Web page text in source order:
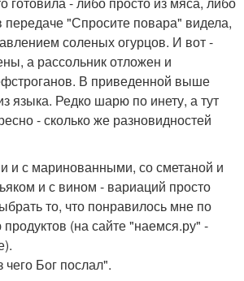
передаче "Спросите повара" видела,
соленых огурцов. И вот -
а рассольник отложен и
В приведенной выше
языка. Редко шарю по инету, а тут
- сколько же разновидностей
и с маринованными, со сметаной и
и с вином - вариаций просто
то, что понравилось мне по
(на сайте "наемся.ру" -
чего Бог послал".